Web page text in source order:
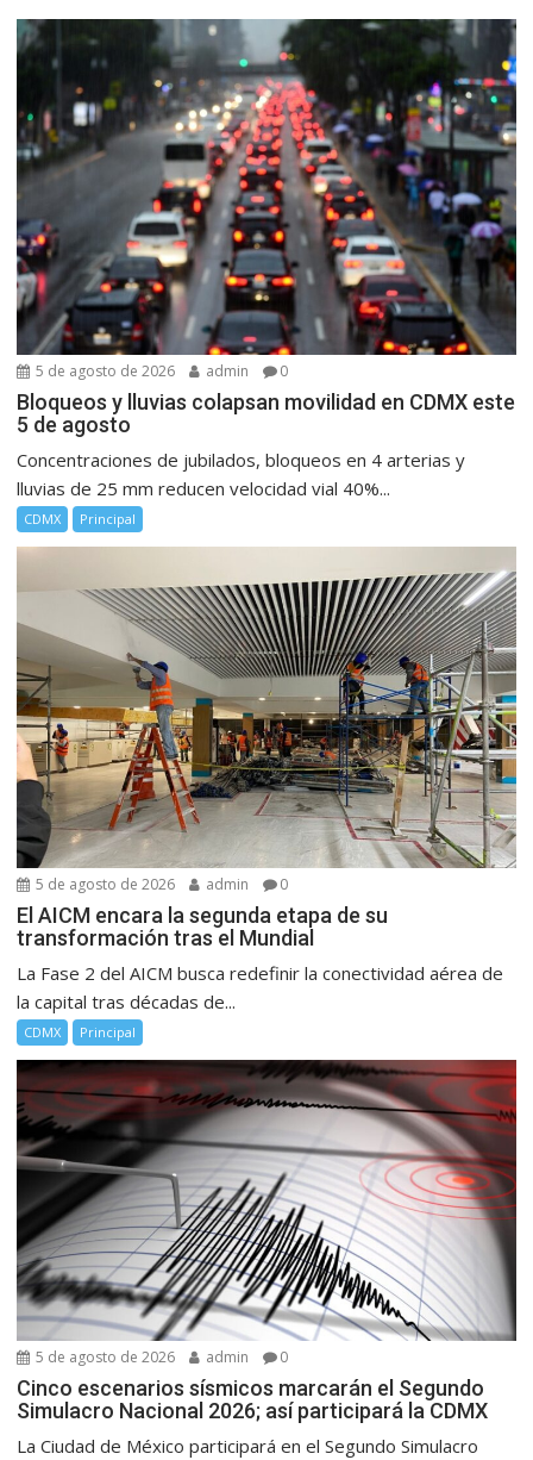
5 de agosto de 2026 admin 0
Bloqueos y lluvias colapsan movilidad en CDMX este
5 de agosto
Concentraciones de jubilados, bloqueos en 4 arterias y
lluvias de 25 mm reducen velocidad vial 40%...
CDMX Principal
5 de agosto de 2026 admin 0
El AICM encara la segunda etapa de su
transformación tras el Mundial
La Fase 2 del AICM busca redefinir la conectividad aérea de
la capital tras décadas de...
CDMX Principal
5 de agosto de 2026 admin 0
Cinco escenarios sísmicos marcarán el Segundo
Simulacro Nacional 2026; así participará la CDMX
La Ciudad de México participará en el Segundo Simulacro